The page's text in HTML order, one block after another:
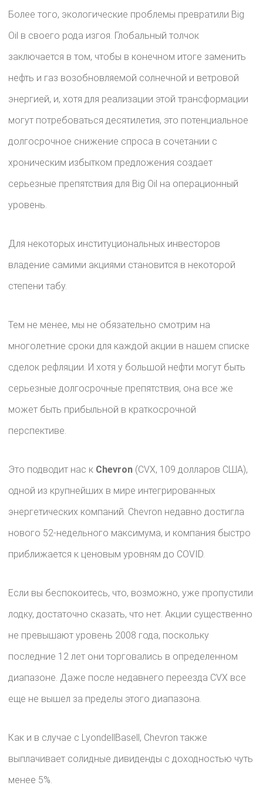
Более того, экологические проблемы превратили Big
Oil в своего рода изгоя. Глобальный толчок
заключается в том, чтобы в конечном итоге заменить
нефть и газ возобновляемой солнечной и ветровой
энергией, и, хотя для реализации этой трансформации
могут потребоваться десятилетия, это потенциальное
долгосрочное снижение спроса в сочетании с
хроническим избытком предложения создает
серьезные препятствия для Big Oil на операционный
уровень.
Для некоторых институциональных инвесторов
владение самими акциями становится в некоторой
степени табу.
Тем не менее, мы не обязательно смотрим на
многолетние сроки для каждой акции в нашем списке
сделок рефляции. И хотя у большой нефти могут быть
серьезные долгосрочные препятствия, она все же
может быть прибыльной в краткосрочной
перспективе.
Это подводит нас к Chevron (CVX, 109 долларов США),
одной из крупнейших в мире интегрированных
энергетических компаний. Chevron недавно достигла
нового 52-недельного максимума, и компания быстро
приближается к ценовым уровням до COVID.
Если вы беспокоитесь, что, возможно, уже пропустили
лодку, достаточно сказать, что нет. Акции существенно
не превышают уровень 2008 года, поскольку
последние 12 лет они торговались в определенном
диапазоне. Даже после недавнего переезда CVX все
еще не вышел за пределы этого диапазона.
Как и в случае с LyondellBasell, Chevron также
выплачивает солидные дивиденды с доходностью чуть
менее 5%.